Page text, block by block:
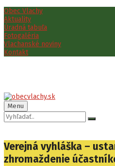
Preskočiť
na
obsah
Preskočiť
na
ľavý
panel
Preskočiť
na
pätičku
Obec Vlachy
Aktuality
Úradná tabuľa
Fotogaléria
Vlachanské noviny
Kontakt
Menu
Vyhľadávanie:
Verejná vyhláška –
zhromaždenie